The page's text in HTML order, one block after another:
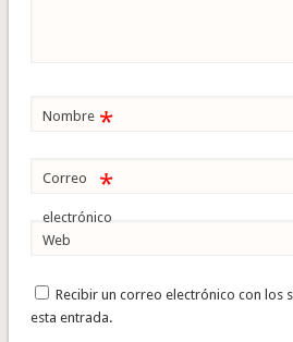
Nombre *
Correo
electrónico
*
Web
Recibir un correo electrónico con los
esta entrada.